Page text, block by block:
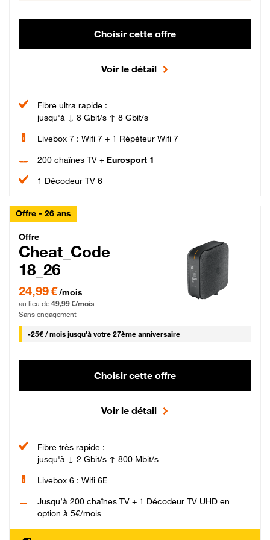
Choisir cette offre
Voir le détail
Fibre ultra rapide :
jusqu'à ↓ 8 Gbit/s ↑ 8 Gbit/s
Livebox 7 : Wifi 7 + 1 Répéteur Wifi 7
200 chaînes TV + Eurosport 1
1 Décodeur TV 6
Offre - 26 ans
Cheat_Code Fibre_18_26
Offre
Cheat_Code
18_26
24,99 € par mois pendant 0 mois puis 49,99 € par mois, Sans engagement
24,99 €/mois
au lieu de 49,99 €/mois
Sans engagement
-25€ / mois25 € par mois
jusqu'à votre 27ème anniversaire
Choisir cette offre
Voir le détail
Fibre très rapide :
jusqu'à ↓ 2 Gbit/s ↑ 800 Mbit/s
Livebox 6 : Wifi 6E
Jusqu’à 200 chaînes TV + 1 Décodeur TV UHD en
option à 5€/mois